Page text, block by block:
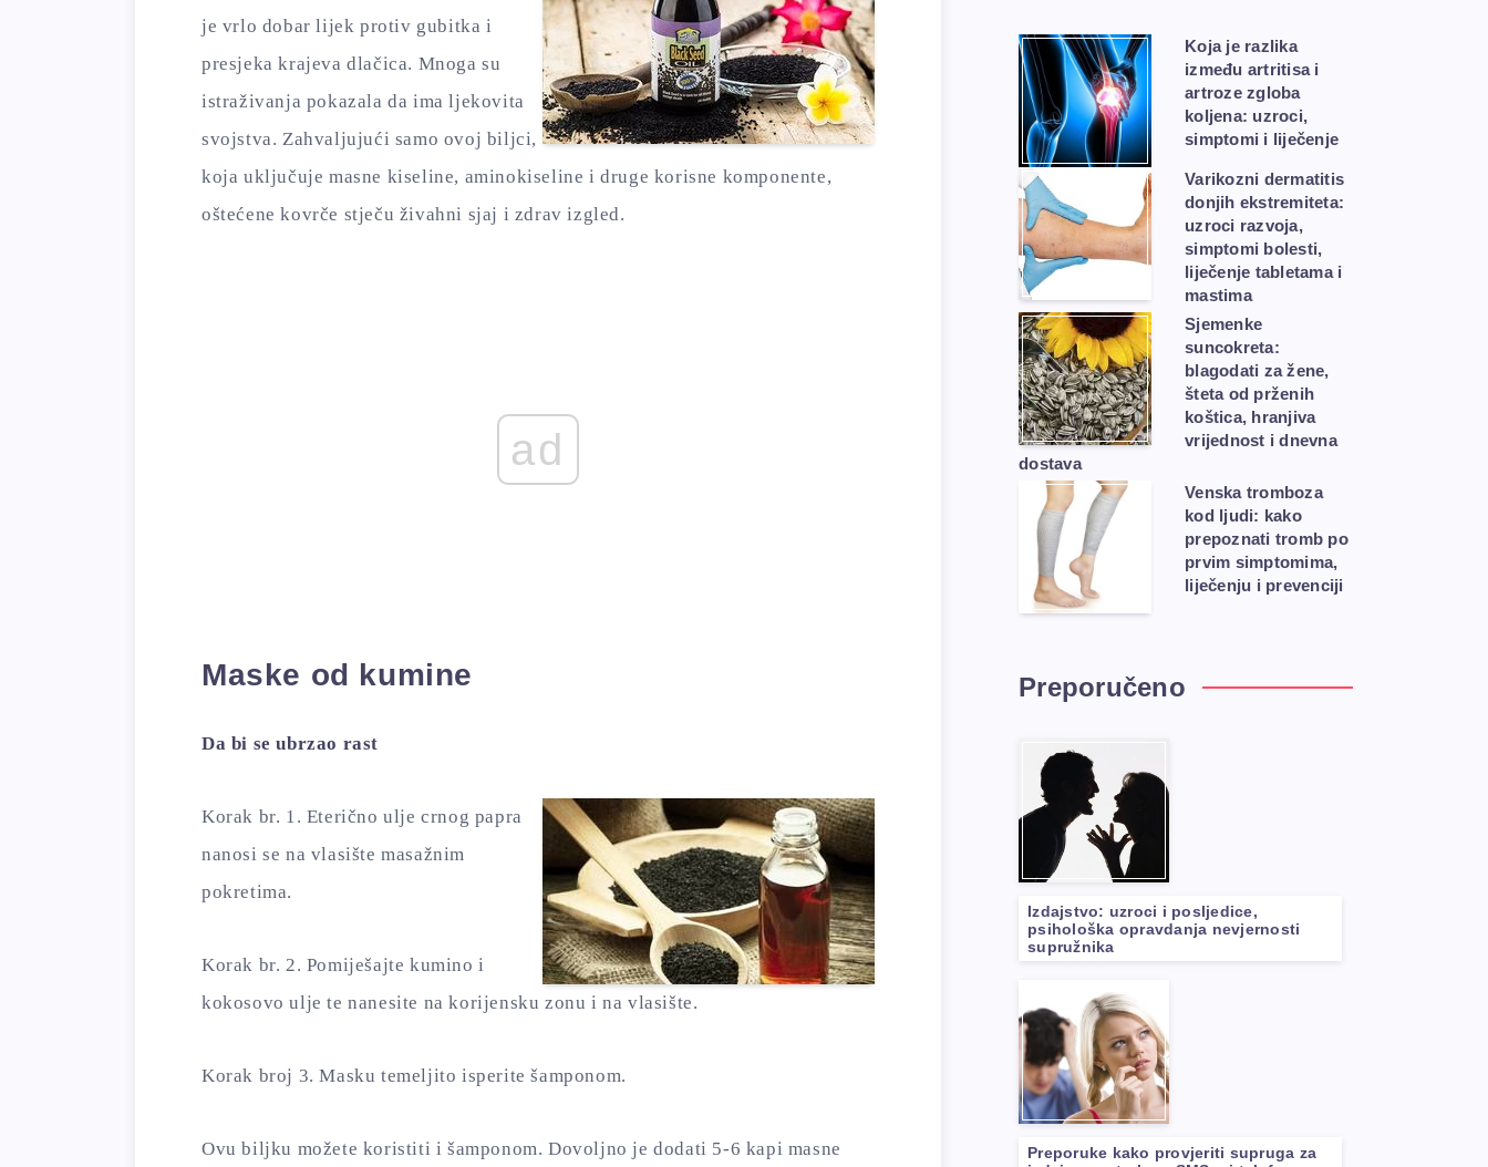
je vrlo dobar lijek protiv gubitka i
presjeka krajeva dlačica. Mnoga su
istraživanja pokazala da ima ljekovita
svojstva. Zahvaljujući samo ovoj biljci,
koja uključuje masne kiseline, aminokiseline i druge korisne komponente,
oštećene kovrče stječu živahni sjaj i zdrav izgled.
ad
Maske od kumine
Da bi se ubrzao rast
Korak br. 1. Eterično ulje crnog papra
nanosi se na vlasište masažnim
pokretima.
Korak br. 2. Pomiješajte kumino i
kokosovo ulje te nanesite na korijensku zonu i na vlasište.
Korak broj 3. Masku temeljito isperite šamponom.
Ovu biljku možete koristiti i šamponom. Dovoljno je dodati 5-6 kapi masne
Koja je razlika
između artritisa i
artroze zgloba
koljena: uzroci,
simptomi i liječenje
Varikozni dermatitis
donjih ekstremiteta:
uzroci razvoja,
simptomi bolesti,
liječenje tabletama i
mastima
Sjemenke
suncokreta:
blagodati za žene,
šteta od prženih
koštica, hranjiva
vrijednost i dnevna
dostava
Venska tromboza
kod ljudi: kako
prepoznati tromb po
prvim simptomima,
liječenju i prevenciji
Preporučeno
Izdajstvo: uzroci i posljedice,
psihološka opravdanja nevjernosti
supružnika
Preporuke kako provjeriti supruga za